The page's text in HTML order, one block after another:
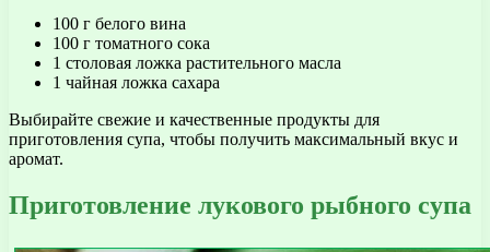
100 г белого вина
100 г томатного сока
1 столовая ложка растительного масла
1 чайная ложка сахара
Выбирайте свежие и качественные продукты для
приготовления супа, чтобы получить максимальный вкус и
аромат.
Приготовление лукового рыбного супа